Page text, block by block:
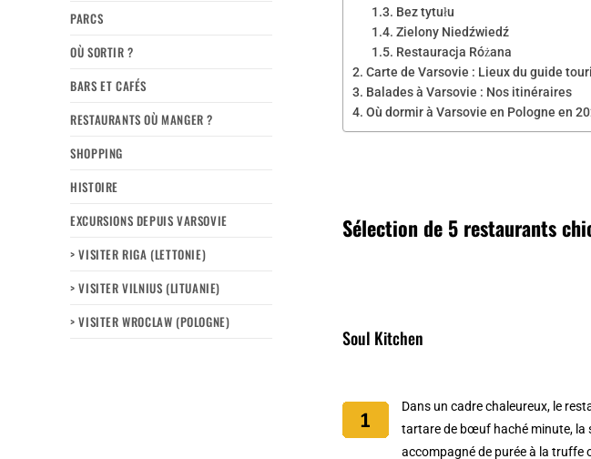
PARCS
OÙ SORTIR ?
BARS ET CAFÉS
RESTAURANTS OÙ MANGER ?
SHOPPING
HISTOIRE
EXCURSIONS DEPUIS VARSOVIE
> VISITER RIGA (LETTONIE)
> VISITER VILNIUS (LITUANIE)
> VISITER WROCLAW (POLOGNE)
Bez tytułu
Zielony Niedźwiedź
Restauracja Różana
Carte de Varsovie : Lieux du guide
Balades à Varsovie : Nos itinéraires
Où dormir à Varsovie en Pologne en
Sélection de 5 restaurants
Soul Kitchen
Dans un cadre chaleureux, le
tartare de bœuf haché minute, la
accompagné de purée à la truffe